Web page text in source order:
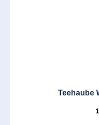
Teehaube